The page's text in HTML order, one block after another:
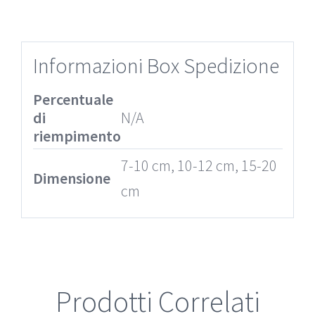
Informazioni Box Spedizione
Percentuale
di
riempimento
N/A
Dimensione
7-10 cm, 10-12 cm, 15-20
cm
Prodotti Correlati